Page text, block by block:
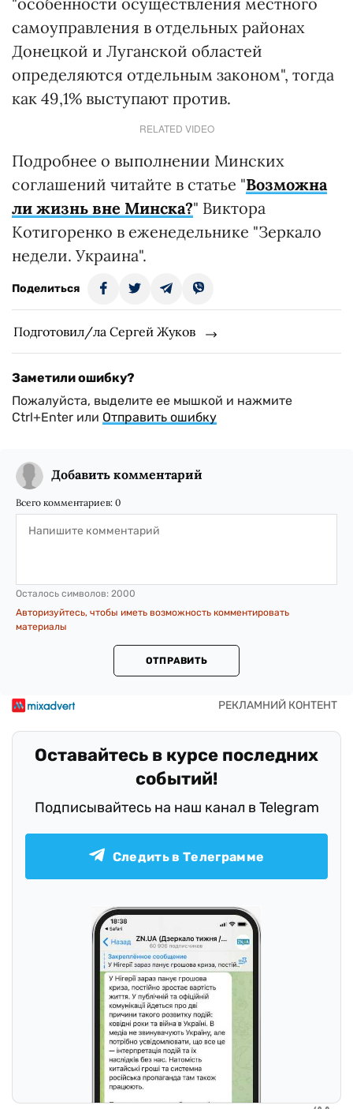
самоуправления в отдельных районах
Донецкой и Луганской областей
определяются отдельным законом", тогда
как 49,1% выступают против.
RELATED VIDEO
Подробнее о выполнении Минских
соглашений читайте в статье "Возможна
ли жизнь вне Минска?" Виктора
Котигоренко в еженедельнике "Зеркало
недели. Украина".
Поделиться
Подготовил/ла Сергей Жуков
Заметили ошибку?
Пожалуйста, выделите ее мышкой и нажмите
Ctrl+Enter или Отправить ошибку
Добавить комментарий
Всего комментариев: 0
Осталось символов: 2000
Авторизуйтесь, чтобы иметь возможность комментировать
материалы
ОТПРАВИТЬ
Оставайтесь в курсе последних
событий!
Подписывайтесь на наш канал в Telegram
Следить в Телеграмме